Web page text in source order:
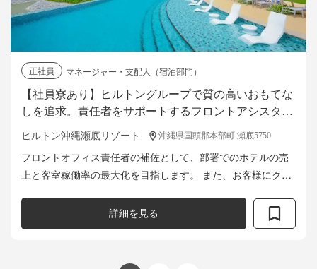
正社員
マネージャー・支配人（宿泊部門）
【社員寮あり】ヒルトングループで質の高いおもてな
しを追求。責任者をサポートするフロントアシスタン
トマネージャーに挑戦しませんか？
ヒルトン沖縄瀬底リゾート 沖縄県国頭郡本部町 瀬底5750
フロントオフィス責任者の補佐として、部署でのホテルの売
上と客室稼働率の最大化を目指します。 また、お客様にクオ
ます。 ・日々の業務がスムー...
詳細を見る